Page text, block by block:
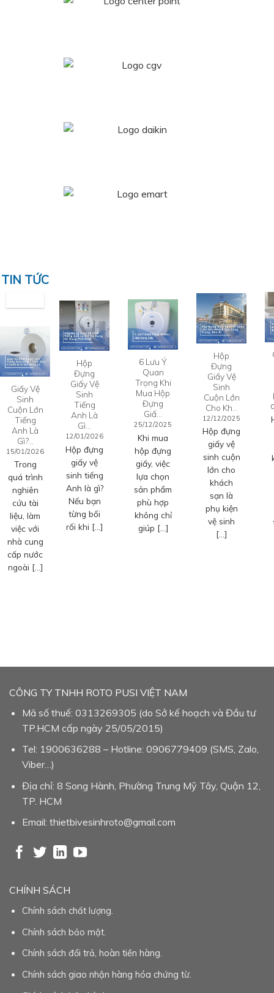
TIN TỨC
Giấy Vệ
Sinh
Cuộn Lớn
Tiếng
Anh Là
Gì?…
15/01/2026
Trong
quá trình
nghiên
cứu tài
liệu, làm
việc với
nhà cung
cấp nước
ngoài […]
Hộp
Đựng
Giấy Vệ
Sinh
Tiếng
Anh Là
Gì…
12/01/2026
Hộp đựng
giấy vệ
sinh tiếng
Anh là gì?
Nếu bạn
từng bối
rối khi […]
6 Lưu Ý
Quan
Trọng Khi
Mua Hộp
Đựng
Giấ…
25/12/2025
Khi mua
hộp đựng
giấy, việc
lựa chọn
sản phẩm
phù hợp
không chỉ
giúp […]
Hộp
Đựng
Giấy Vệ
Sinh
Cuộn Lớn
Cho Kh…
12/12/2025
Hộp đựng
giấy vệ
sinh cuộn
lớn cho
khách
sạn là
phụ kiện
vệ sinh
[…]
CÔNG TY TNHH ROTO PUSI VIỆT NAM
Mã số thuế: 0313269305 (do Sở kế hoạch và Đầu tư
TP.HCM cấp ngày 25/05/2015)
Tel: 1900636288 – Hotline: 0906779409 (SMS, Zalo,
Viber…)
Địa chỉ: 8 Song Hành, Phường Trung Mỹ Tây, Quận 12,
TP. HCM
Email: thietbivesinhroto@gmail.com
CHÍNH SÁCH
Chính sách chất lượng.
Chính sách bảo mật.
Chính sách đổi trả, hoàn tiền hàng.
Chính sách giao nhận hàng hóa chứng từ.